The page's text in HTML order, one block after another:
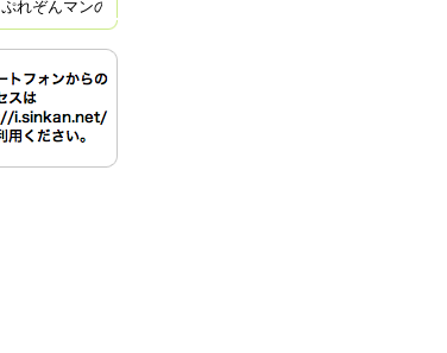
ぷれぞんマンの予定表